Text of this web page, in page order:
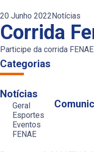
Corrida
20 Junho 2022Notícias
Participe da corrida
Categorias
Notícias
Geral
Esportes
Eventos
FENAE